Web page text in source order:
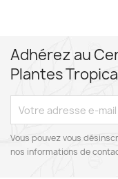
Adhérez au
Plantes
Vous pouvez vous
nos informations de